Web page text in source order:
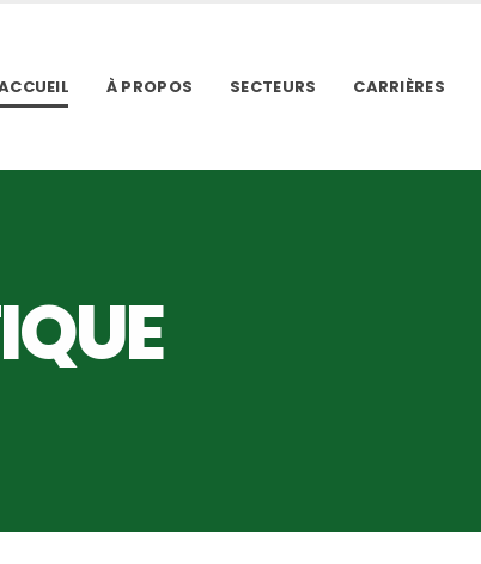
À PROPOS SECTEURS CARRIÈRES